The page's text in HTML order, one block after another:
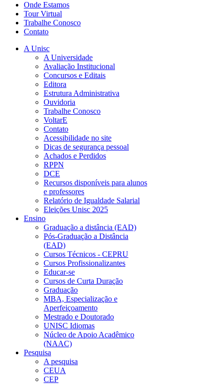
Onde Estamos
Tour Virtual
Trabalhe Conosco
Contato
A Unisc
A Universidade
Avaliação Institucional
Concursos e Editais
Editora
Estrutura Administrativa
Ouvidoria
Trabalhe Conosco
VoltarE
Contato
Acessibilidade no site
Dicas de segurança pessoal
Achados e Perdidos
RPPN
DCE
Recursos disponíveis para alunos
e professores
Relatório de Igualdade Salarial
Eleições Unisc 2025
Ensino
Graduação a distância (EAD)
Pós-Graduação a Distância
(EAD)
Cursos Técnicos - CEPRU
Cursos Profissionalizantes
Educar-se
Cursos de Curta Duração
Graduação
MBA, Especialização e
Aperfeiçoamento
Mestrado e Doutorado
UNISC Idiomas
Núcleo de Apoio Acadêmico
(NAAC)
Pesquisa
A pesquisa
CEUA
CEP